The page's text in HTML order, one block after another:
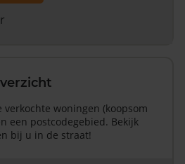
verkochte woningen (koopsom
een postcodegebied. Bekijk
bij u in de straat!